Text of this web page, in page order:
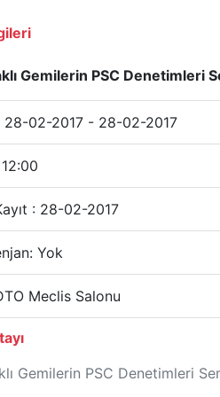
Gemilerin PSC Denetimleri
28-02-2017 - 28-02-2017
: 28-02-2017
Yok
Meclis Salonu
Gemilerin PSC Denetimleri